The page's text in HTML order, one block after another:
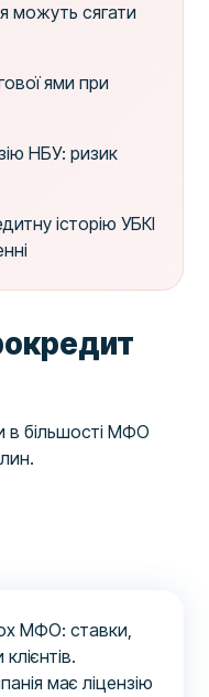
можуть сягати
ями при
НБУ: ризик
історію УБКІ
в більшості МФО
МФО: ставки,
має ліцензію